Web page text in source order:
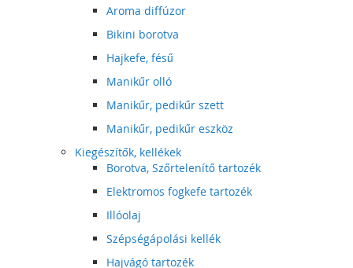
Aroma diffúzor
Bikini borotva
Hajkefe, fésű
Manikűr olló
Manikűr, pedikűr szett
Manikűr, pedikűr eszköz
Kiegészítők, kellékek
Borotva, Szőrtelenítő tartozék
Elektromos fogkefe tartozék
Illóolaj
Szépségápolási kellék
Hajvágó tartozék